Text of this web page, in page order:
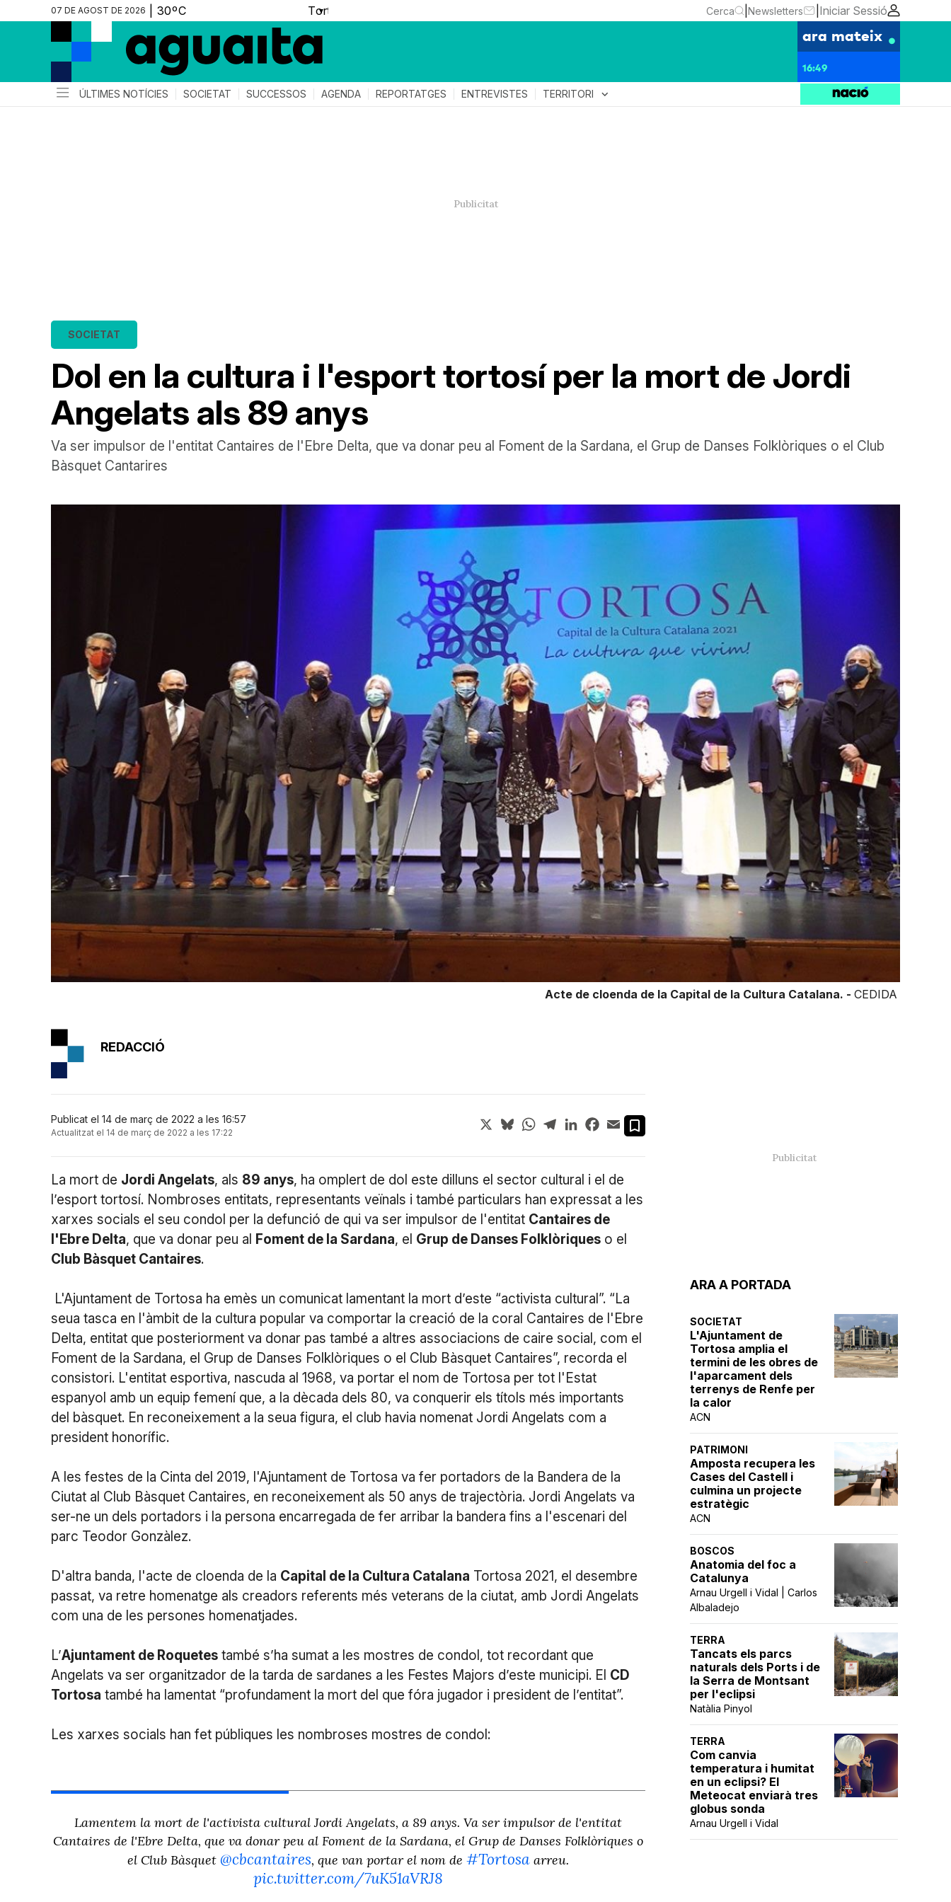
07 DE AGOST DE 2026 ▼ Cerca Newsletters Iniciar Sessió
ara mateix
16:49
ÚLTIMES NOTÍCIES SOCIETAT SUCCESSOS AGENDA REPORTATGES ENTREVISTES TERRITORI expand_more
Dol en la cultura i l'esport tortosí per la mort de Jordi
Angelats als 89 anys
SOCIETAT
Va ser impulsor de l'entitat Cantaires de l'Ebre Delta, que va donar peu al Foment de la Sardana, el Grup de Danses Folklòriques o el Club
Bàsquet Cantarires
Acte de cloenda de la Capital de la Cultura Catalana. - CEDIDA
ARA A PORTADA
SOCIETAT
L'Ajuntament de
Tortosa amplia el
termini de les obres de
l'aparcament dels
terrenys de Renfe per
la calor
ACN
PATRIMONI
Amposta recupera les
Cases del Castell i
culmina un projecte
estratègic
ACN
BOSCOS
Anatomia del foc a
Catalunya
Arnau Urgell i Vidal | Carlos
Albaladejo
TERRA
Tancats els parcs
naturals dels Ports i de
la Serra de Montsant
per l'eclipsi
Natàlia Pinyol
TERRA
Com canvia
temperatura i humitat
en un eclipsi? El
Meteocat enviarà tres
globus sonda
Arnau Urgell i Vidal
REDACCIÓ
Publicat el 14 de març de 2022 a les 16:57
Actualitzat el 14 de març de 2022 a les 17:22
X BlueskyWhatsApp
TelegramLinkedInFacebook
Email
La mort de Jordi Angelats, als 89 anys, ha omplert de dol este dilluns el sector cultural i el de
l’esport tortosí. Nombroses entitats, representants veïnals i també particulars han expressat a les
xarxes socials el seu condol per la defunció de qui va ser impulsor de l'entitat Cantaires de
l'Ebre Delta, que va donar peu al Foment de la Sardana, el Grup de Danses Folklòriques o el
Club Bàsquet Cantaires.
L'Ajuntament de Tortosa ha emès un comunicat lamentant la mort d’este “activista cultural”. “La
seua tasca en l'àmbit de la cultura popular va comportar la creació de la coral Cantaires de l'Ebre
Delta, entitat que posteriorment va donar pas també a altres associacions de caire social, com el
Foment de la Sardana, el Grup de Danses Folklòriques o el Club Bàsquet Cantaires”, recorda el
consistori. L'entitat esportiva, nascuda al 1968, va portar el nom de Tortosa per tot l'Estat
espanyol amb un equip femení que, a la dècada dels 80, va conquerir els títols més importants
del bàsquet. En reconeixement a la seua figura, el club havia nomenat Jordi Angelats com a
president honorífic.
A les festes de la Cinta del 2019, l'Ajuntament de Tortosa va fer portadors de la Bandera de la
Ciutat al Club Bàsquet Cantaires, en reconeixement als 50 anys de trajectòria. Jordi Angelats va
ser-ne un dels portadors i la persona encarregada de fer arribar la bandera fins a l'escenari del
parc Teodor Gonzàlez.
D'altra banda, l'acte de cloenda de la Capital de la Cultura Catalana Tortosa 2021, el desembre
passat, va retre homenatge als creadors referents més veterans de la ciutat, amb Jordi Angelats
com una de les persones homenatjades.
L’Ajuntament de Roquetes també s’ha sumat a les mostres de condol, tot recordant que
Angelats va ser organitzador de la tarda de sardanes a les Festes Majors d’este municipi. El CD
Tortosa també ha lamentat “profundament la mort del que fóra jugador i president de l’entitat”.
Les xarxes socials han fet públiques les nombroses mostres de condol:
Lamentem la mort de l'activista cultural Jordi Angelats, a 89 anys. Va ser impulsor de l'entitat
Cantaires de l'Ebre Delta, que va donar peu al Foment de la Sardana, el Grup de Danses Folklòriques o
el Club Bàsquet @cbcantaires, que van portar el nom de #Tortosa arreu.
pic.twitter.com/7uK51aVRJ8